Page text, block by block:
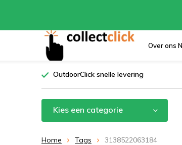
Over ons
OutdoorClick snelle levering
Kies een categorie
Home Tags 3138522063184